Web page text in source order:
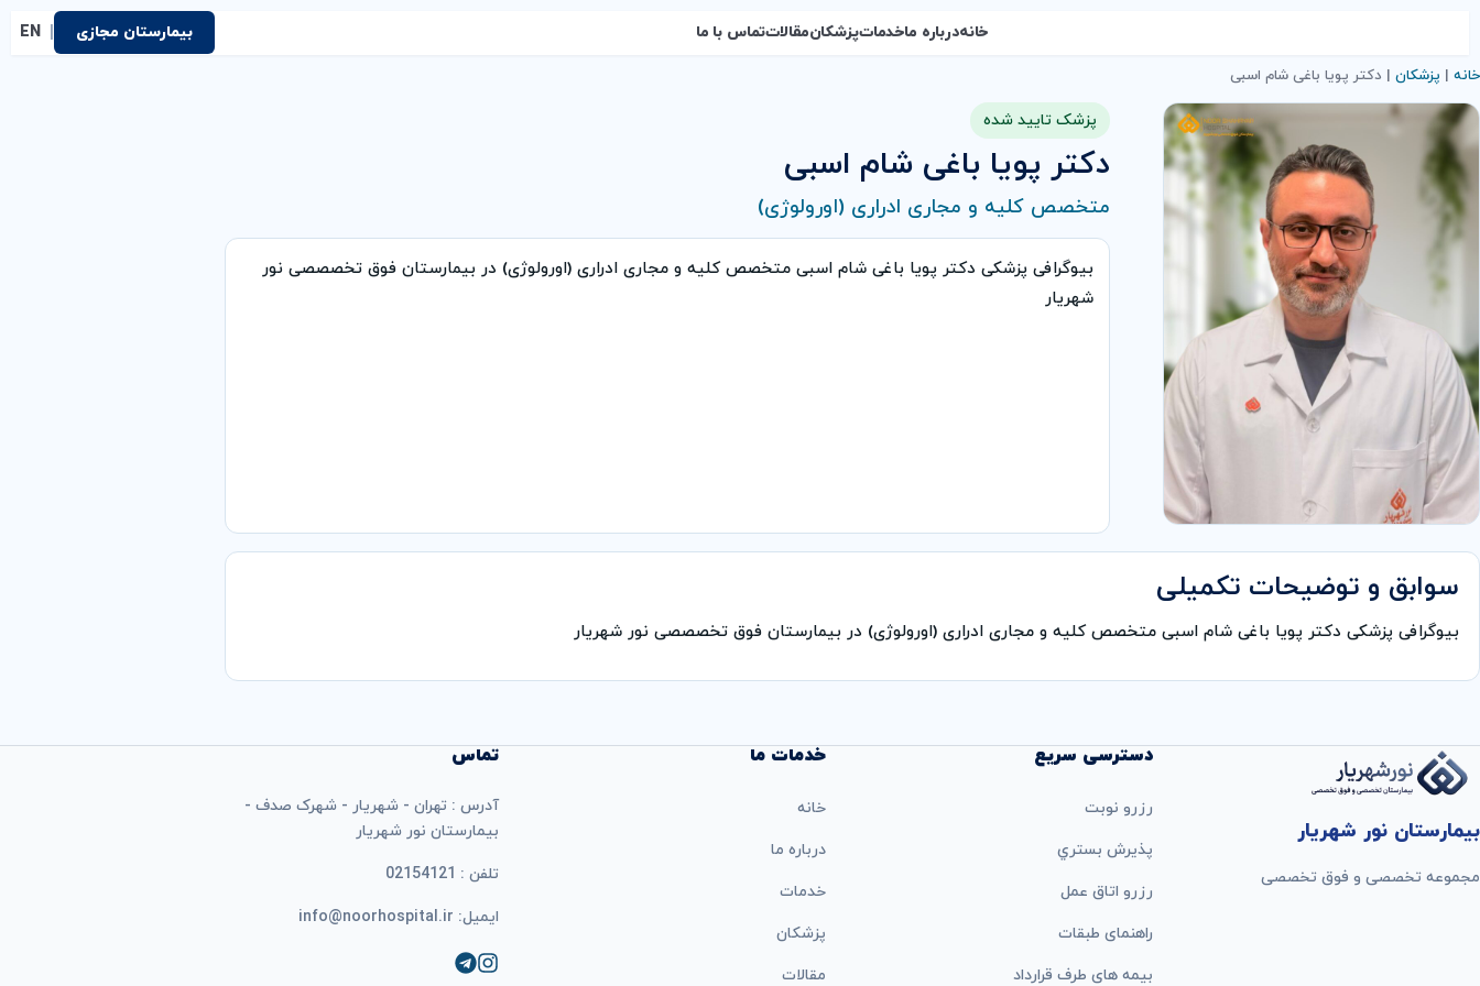
خانهدرباره ماخدماتپزشکانمقالاتتماس با ما بیمارستان مجازی |
EN
خانه | پزشکان | دکتر پویا باغی شام اسبی
پزشک تایید شده
دکتر پویا باغی شام اسبی
متخصص کلیه و مجاری ادراری (اورولوژی)
بیوگرافی پزشکی دکتر پویا باغی شام اسبی متخصص کلیه و مجاری ادراری (اورولوژی) در بیمارستان فوق تخصصصی نور
شهریار
سوابق و توضیحات تکمیلی
بیوگرافی پزشکی دکتر پویا باغی شام اسبی متخصص کلیه و مجاری ادراری (اورولوژی) در بیمارستان فوق تخصصصی نور شهریار
بیمارستان نور شهریار
مجموعه تخصصی و فوق تخصصی
دسترسی سریع
رزرو نوبت
پذيرش بستري
رزرو اتاق عمل
راهنمای طبقات
بيمه های طرف قرارداد
خدمات ما
خانه
درباره ما
خدمات
پزشکان
مقالات
تماس
آدرس : تهران - شهریار - شهرک صدف -
بیمارستان نور شهریار
تلفن : 02154121
ایمیل: info@noorhospital.ir